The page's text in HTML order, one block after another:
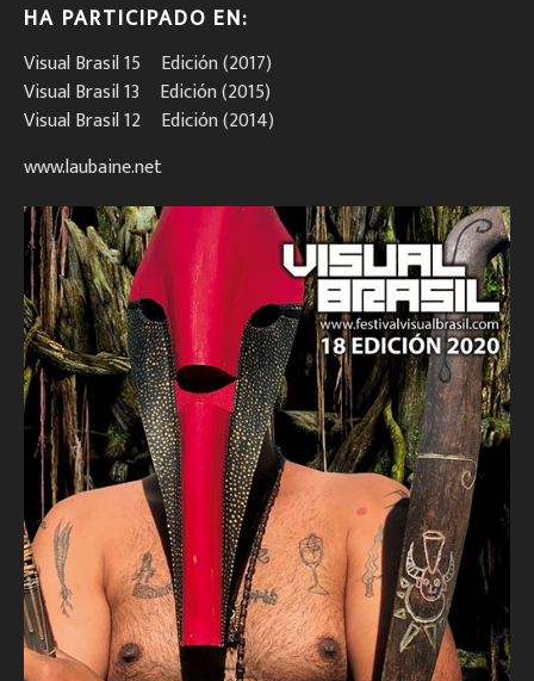
HA PARTICIPADO EN:
Visual Brasil 15º Edición (2017)
Visual Brasil 13º Edición (2015)
Visual Brasil 12º Edición (2014)
www.laubaine.net